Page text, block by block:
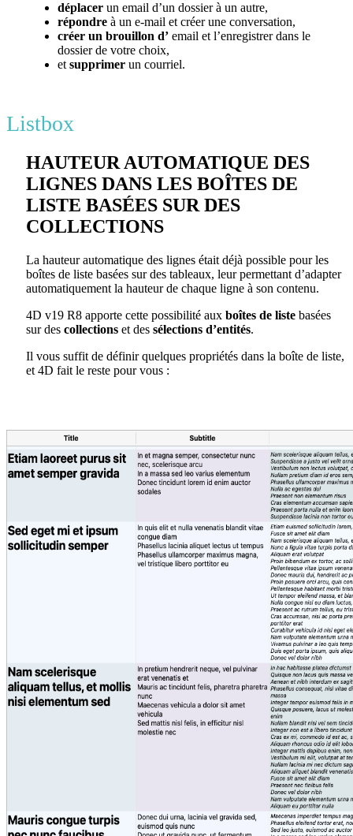
déplacer un email d’un dossier à un autre,
répondre à un e-mail et créer une conversation,
créer un brouillon d’ email et l’enregistrer dans le
dossier de votre choix,
etsupprimer un courriel.
Listbox
HAUTEUR AUTOMATIQUE DES
LIGNES DANS LES BOÎTES DE
LISTE BASÉES SUR DES
COLLECTIONS
La hauteur automatique des lignes était déjà possible pour les
boîtes de liste basées sur des tableaux, leur permettant d’adapter
automatiquement la hauteur de chaque ligne à son contenu.
4D v19 R8 apporte cette possibilité aux boîtes de liste basées
sur des collections et des sélections d’entités.
Il vous suffit de définir quelques propriétés dans la boîte de liste,
et 4D fait le reste pour vous :